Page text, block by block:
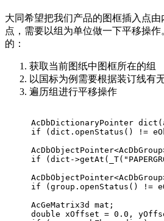
大同希望把我们产品的图框插入点
点，需要以组为单位做一下平移操
的：
获取当前图纸中图框所在的组
以国标为例需要根据装订线有
遍历组进行平移操作
AcDbDictionaryPointer dict
if (dict. openStatus () !=
if (dict->getAt (_T(
if (group. openStatus () !=
AcGeMatrix3d mat;
double xOffset = 0.0 ,